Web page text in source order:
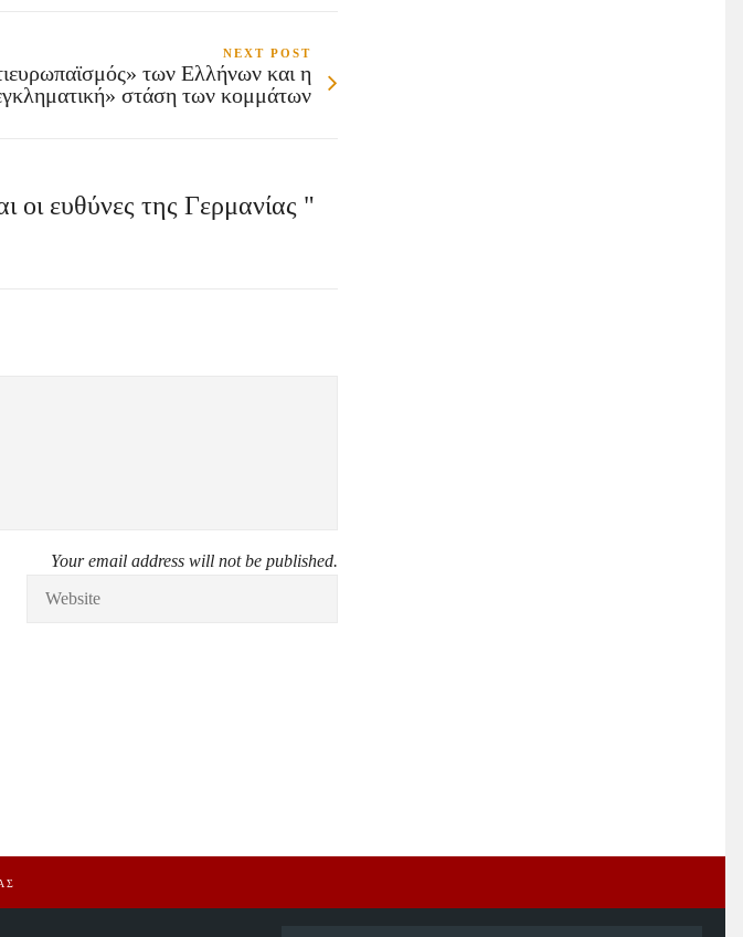
NEXT POST
των Ελλήνων και η
στάση των κομμάτων
ευθύνες της Γερμανίας "
Your email address will not be published.